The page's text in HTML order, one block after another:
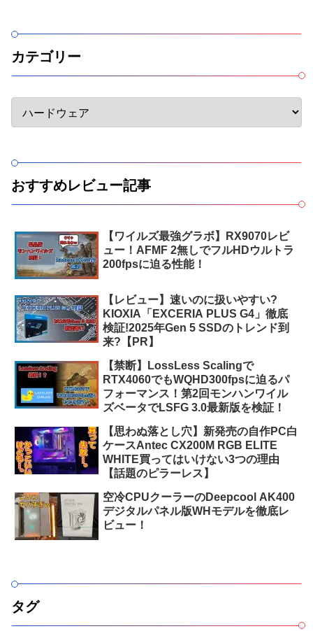
カテゴリー
おすすめレビュー記事
【ワイルズ最強グラボ】RX9070レビ
ュー！AFMF 2無しでフルHDウルトラ
200fpsに迫る性能！
【レビュー】速いのに扱いやすい?
KIOXIA「EXCERIA PLUS G4」徹底
検証!2025年Gen 5 SSDのトレンド到
来?【PR】
【禁断】LossLess Scalingで
RTX4060でもWQHD300fpsに迫るパ
フォーマンス！第2回モンハンワイル
ズベータでLSFG 3.0最新版を検証！
【思わぬ落とし穴】新発売の自作PC白
ケースAntec CX200M RGB ELITE
WHITE買ってはいけない3つの理由
【話題のピラーレス】
空冷CPUクーラーのDeepcool AK400
デジタルパネル版WHモデルを徹底レ
ビュー！
タグ